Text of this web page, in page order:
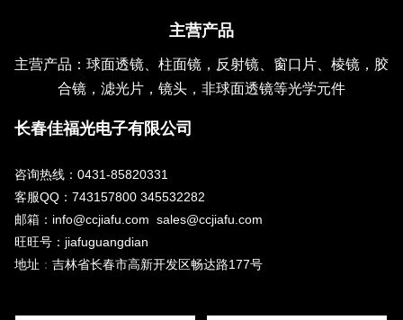
主营产品
主营产品：球面透镜、柱面镜，反射镜、窗口片、棱镜，胶
合镜，滤光片，镜头，非球面透镜等光学元件
长春佳福光电子有限公司
咨询热线：0431-85820331
客服QQ：743157800 345532282
邮箱：info@ccjiafu.com sales@ccjiafu.com
旺旺号：jiafuguangdian
地址 ： 吉林省长春市高新开发区畅达路177号